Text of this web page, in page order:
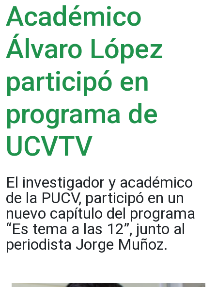
Académico
Álvaro López
participó en
programa de
UCVTV
El investigador y académico
de la PUCV, participó en un
nuevo capítulo del programa
“Es tema a las 12”, junto al
periodista Jorge Muñoz.